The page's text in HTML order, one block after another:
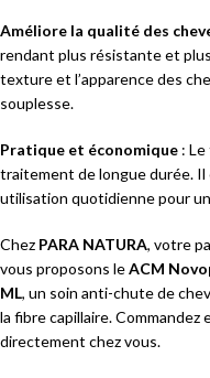
Améliore la qualité des
rendant plus résistante et
texture et l’apparence des
souplesse.
Pratique et économique :
traitement de longue durée. Il
utilisation quotidienne pour
Chez PARA NATURA, votre
vous proposons leACM
ML, un soin anti-chute de
la fibre capillaire. Commandez
directement chez vous.